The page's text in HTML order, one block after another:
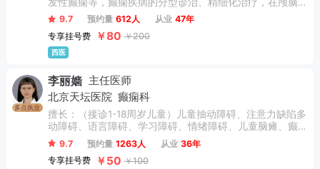
外伤诱发癫痫及共患病的治疗等领域有着较高造诣。
9.7 预约量 612人 从业 47年
专享挂号费
￥80 ￥200
西医
多点执业
李丽嫱 主任医师
北京天坛医院 癫痫科
擅长：（接诊1-18周岁儿童）儿童抽动障碍、注意力缺陷多
动障碍、语言障碍、学习障碍、情绪障碍、儿童脑瘫、癫
痫、脑发育不良，智力发育障碍、孤独症谱系障碍、发育
性运动协调障碍、唐氏综合征。
9.7 预约量 1263人 从业 36年
专享挂号费
￥50 ￥100